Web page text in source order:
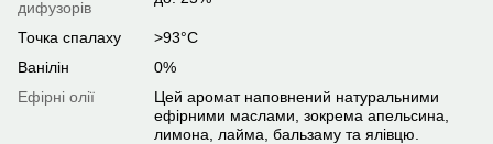
дифузорів
Точка спалаху
>93°C
Ванілін
0%
Ефірні олії
Цей аромат наповнений натуральними
ефірними маслами, зокрема апельсина,
лимона, лайма, бальзаму та ялівцю.